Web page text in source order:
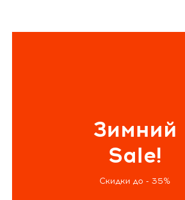
Зимний
Sale!
Скидки до - 35%